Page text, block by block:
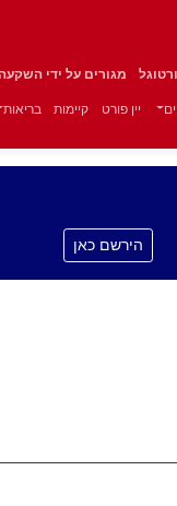
מגורים על ידי השקעה
יין פורט קיימות בריאות
הירשם כאן